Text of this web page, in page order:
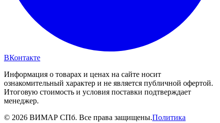
ВКонтакте
Информация о товарах и ценах на сайте носит
ознакомительный характер и не является публичной офертой.
Итоговую стоимость и условия поставки подтверждает
менеджер.
© 2026 ВИМАР СПб. Все права защищены.Политика